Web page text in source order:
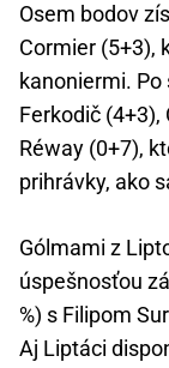
Osem bodov
Cormier (5+3),
kanoniermi.
Ferkodič
Réway (0+7),
prihrávky, ako
Gólmami z
úspešnosťou
%) s Filipom
Aj Liptáci